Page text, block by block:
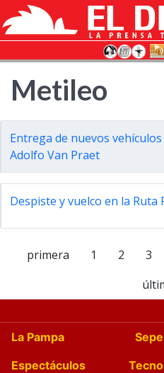
Metileo
Entrega de nuevos
Adolfo Van Praet
Despiste y vuelco en la Ruta
primera 1 2 3
La Pampa
Espectáculos